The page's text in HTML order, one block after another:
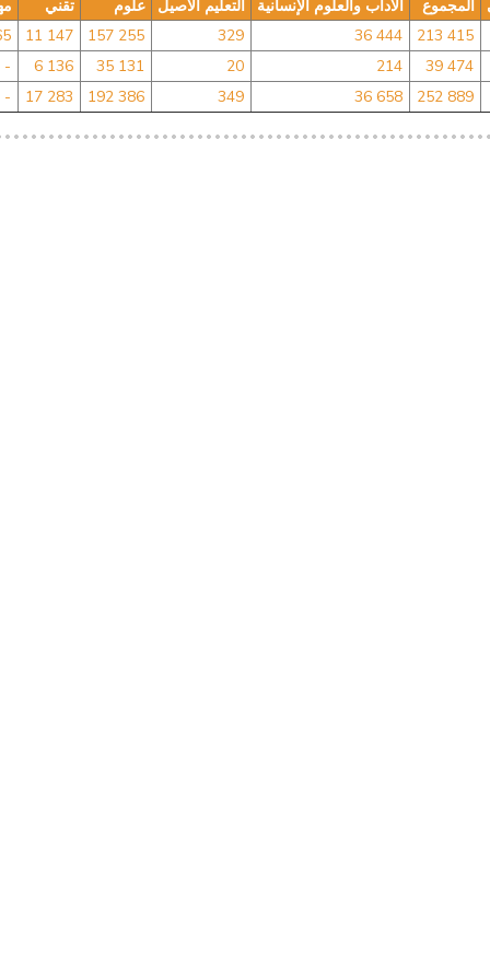
المجموع الآداب والعلوم الإنسانية التعليم الأصيل علوم تقني
213 415
36 444
329
157 255
11 147
39 474
214
20
35 131
6 136
-
252 889
36 658
349
192 386
17 283
-